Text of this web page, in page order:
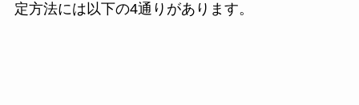
定方法には以下の4通りがあります。